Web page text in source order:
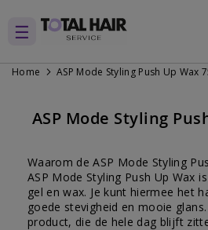
Home ASP Mode Styling Push Up Wax
naar
het
van
de
afbeeldingen-
gallerij
naar
het
van
de
afbeeldingen-
gallerij
ASP Mode Styling
Waarom de ASP Mode Styling
ASP Mode Styling Push Up Wax
gel en wax. Je kunt hiermee het
goede stevigheid en mooie
product, die de hele dag blijft